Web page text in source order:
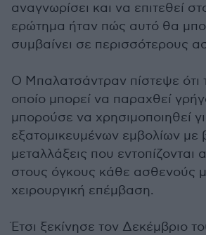
αναγνωρίσει και να επιτεθεί
ερώτημα ήταν πώς αυτό θα
συμβαίνει σε περισσότερους
Ο Μπαλατσάντραν πίστεψε ότι
οποίο μπορεί να παραχθεί
μπορούσε να χρησιμοποιηθεί
εξατομικευμένων εμβολίων με
μεταλλάξεις που εντοπίζονται
στους όγκους κάθε ασθενούς
χειρουργική επέμβαση.
Έτσι ξεκίνησε τον Δεκέμβριο